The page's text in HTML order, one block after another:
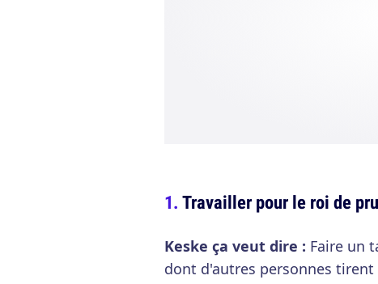
Travailler pour le roi de
Keske ça veut dire : Faire un
dont d'autres personnes